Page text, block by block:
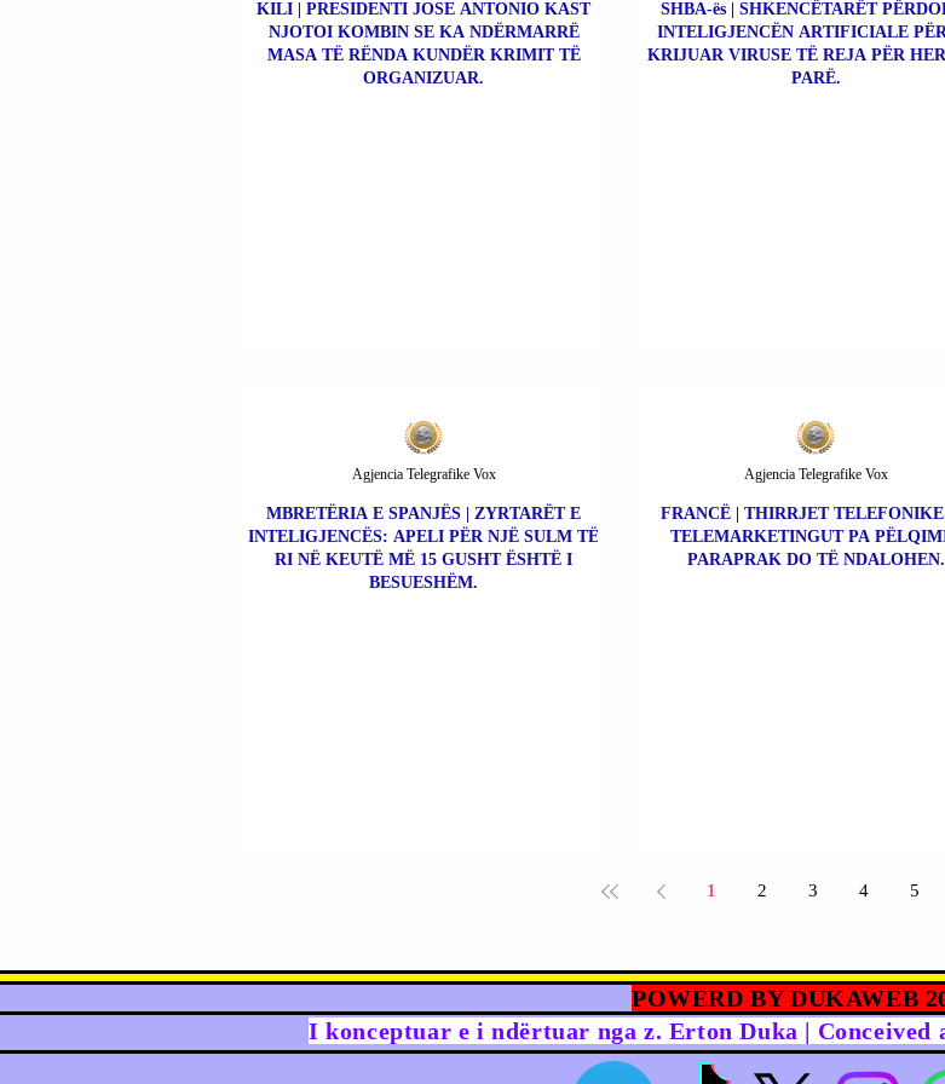
KILI | PRESIDENTI JOSE ANTONIO KAST
NJOTOI KOMBIN SE KA NDËRMARRË
MASA TË RËNDA KUNDËR KRIMIT TË
ORGANIZUAR.
SHBA-ës | SHKENCËTARËT
INTELIGJENCËN ARTIFICIALE
KRIJUAR VIRUSE TË REJA PËR
PARË.
MBRETËRIA E SPANJËS | ZYRTARËT E
INTELIGJENCËS: APELI PËR NJË SULM TË
RI NË KEUTË MË 15 GUSHT ËSHTË I
BESUESHËM.
Agjencia Telegrafike Vox
FRANCË | THIRRJET
TELEMARKETINGUT PA
PARAPRAK DO TË NDALOHEN.
Agjencia Telegrafike Vox
1 2 3 4 5
POWERD BY DUKAWEB
I konceptuar e i ndërtuar nga z. Erton Duka |